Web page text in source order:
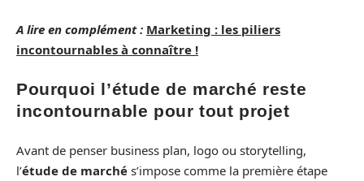
A lire en complément : Marketing : les piliers
incontournables à connaître !
Pourquoi l’étude de marché reste
incontournable pour tout projet
Avant de penser business plan, logo ou storytelling,
l’étude de marché s’impose comme la première étape